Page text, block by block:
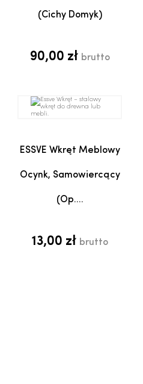
(cichy Domyk)
90,00 zł brutto
ESSVE Wkręt Meblowy
Ocynk, Samowiercący
(op....
13,00 zł brutto